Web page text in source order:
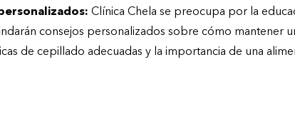
Clínica Chela se preocupa por la
consejos personalizados sobre cómo mantener
de cepillado adecuadas y la importancia de una